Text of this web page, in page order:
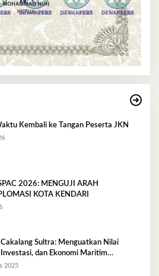
Kembali ke Tangan Peserta JKN
2026: MENGUJI ARAH
KOTA KENDARI
Sultra: Menguatkan Nilai
Investasi, dan Ekonomi Maritim
2025